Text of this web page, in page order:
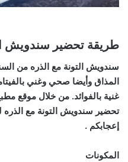
طريقة تحضير سندويش
سندويش التونة مع الذره من
المذاق وأيضا صحي وغني
غنية بالفوائد. من خلال موقع
تحضير سندويش التونة مع الذره
إعجابكم .
المكونات